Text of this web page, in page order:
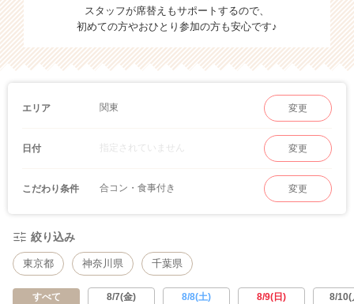
スタッフが席替えもサポートするので、
初めての方やおひとり参加の方も安心です♪
エリア 関東 変更
日付 指定されていません 変更
こだわり条件 合コン・食事付き 変更
絞り込み
東京都 神奈川県 千葉県
すべて
8/7(金)
8/8(土)
8/9(日)
8/10(